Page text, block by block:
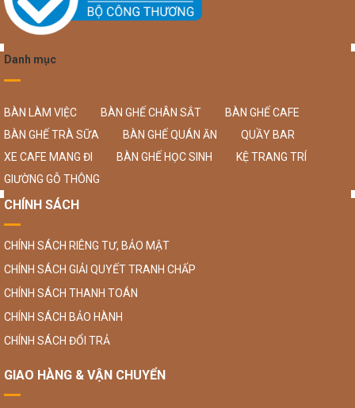
Danh mục
BÀN LÀM VIỆC BÀN GHẾ CHÂN SẮT
BÀN GHẾ CAFE
BÀN GHẾ TRÀ SỮA
BÀN GHẾ QUÁN ĂN
QUẦY BAR
XE CAFE MANG ĐI
BÀN GHẾ HỌC SINH
KỆ TRANG TRÍ
GIƯỜNG GỖ THÔNG
CHÍNH SÁCH
CHÍNH SÁCH RIÊNG TƯ, BẢO MẬT
CHÍNH SÁCH GIẢI QUYẾT TRANH CHẤP
CHÍNH SÁCH THANH TOÁN
CHÍNH SÁCH BẢO HÀNH
CHÍNH SÁCH ĐỔI TRẢ
GIAO HÀNG & VẬN CHUYỂN